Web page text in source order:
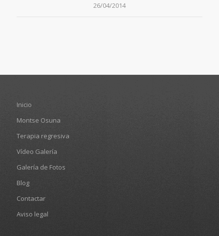
26/04/2014
Inicio
Montse Osuna
Terapia regresiva
Vídeo Galería
Galería de Fotos
Blog
Contactar
Aviso legal